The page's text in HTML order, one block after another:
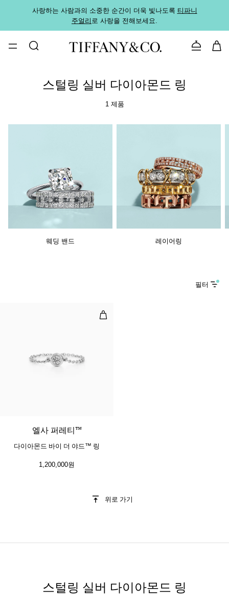
사랑하는 사람과의 소중한 순간이 더욱 빛나도록 티파니
주얼리로 사랑을 전해보세요.
문의하기
스털링 실버 다이아몬드 링
1 제품
웨딩 밴드 레이어링
필터
다이아몬드 바이 더 야드™ 링
엘사 퍼레티™
다이아몬드 바이 더 야드™ 링
1,200,000원
위로 가기
스털링 실버 다이아몬드 링